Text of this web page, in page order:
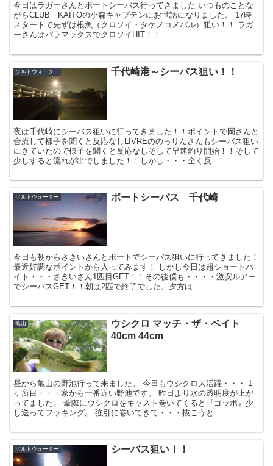
今日はラガーさんとボートシーバス行ってきました いつものことな
がらCLUB KAITOの小森キャプテンにお世話になりました。 17時
スタートで先ずは根魚（クロソイ・タケノコメバル）狙い！！ ラガ
ーさんはパラマックスでクロソイHIT！！ ...
ソルトウォーター 千代崎港～シーバス狙い！！
夜は千代崎にシーバス狙いに行ってきました！！ポイントで岡さんと
合流して様子を聞くと反応なしLIVREののっりんさんもシーバス狙い
にきていたので様子を聞くと反応なしそして早速釣り開始！！そして
少しすると流れが出でしました！！しかし・・・全く反...
ソルトウォーター ボートシーバス 千代崎
今日も朝からさきいさんとボートでシーバス狙いに行ってきました！
最近好調なポイントから入ってみます！ しかし今日は超ショートバ
イト・・・さきいさん1匹目GET！！その後僕も・・・・激安ルアー
でシーバスGET！！朝は2匹で終了でした。夕方は...
亀山
ウシクロ マッチ・ザ・ベイト
40cm 44cm
昼から亀山の野池行って来ました。 今日もウシクロ大活躍・・・ 1
ヶ所目・・・家から一番近い野池です。 昨日より水の透明度が上が
ってました。 葦際にウシクロをキャスト巻いてくると『ゴッボ』少
し送ってフッキング。 強引に巻いてきて・・・抜こうと...
ソルトウォーター シーバス狙い！！